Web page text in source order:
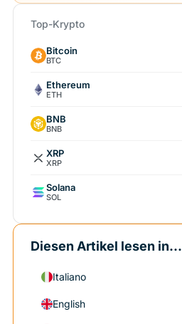
Top-Krypto
Bitcoin
BTC
Ethereum
ETH
BNB
BNB
XRP
XRP
Solana
SOL
Diesen Artikel lesen in...
Italiano
English